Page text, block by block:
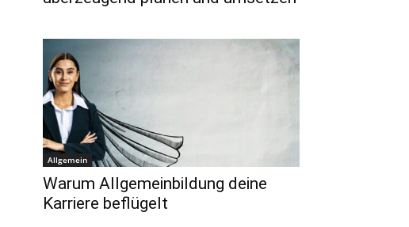
Allgemein
Warum Allgemeinbildung deine
Karriere beflügelt